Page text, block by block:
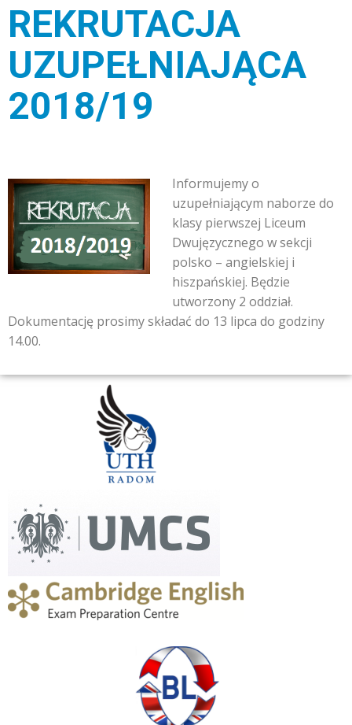
REKRUTACJA
UZUPEŁNIAJĄCA
2018/19
Informujemy o
uzupełniającym naborze do
klasy pierwszej Liceum
Dwujęzycznego w sekcji
polsko – angielskiej i
hiszpańskiej. Będzie
utworzony 2 oddział.
Dokumentację prosimy składać do 13 lipca do godziny
14.00.